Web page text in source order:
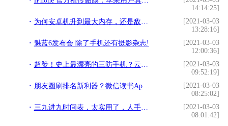
14:14:25]
为何安卓机升到最大内存，还是敌不过苹果的小内存？!
[2021-03-03
13:28:16]
魅蓝6发布会 除了手机还有摄影杂志!
[2021-03-03
12:00:36]
超赞！史上最漂亮的三防手机？云狐新机效果图流出!
[2021-03-03
09:52:19]
朋友圈刷排名新利器？微信读书App体验!
[2021-03-03
08:25:02]
三九进九时间表，太实用了，人手一份！!
[2021-03-03
08:01:42]